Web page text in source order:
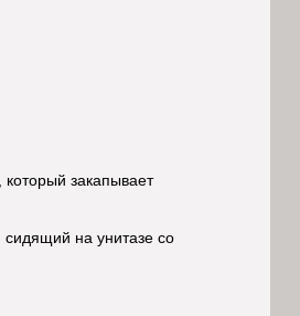
который закапывает
сидящий на унитазе со